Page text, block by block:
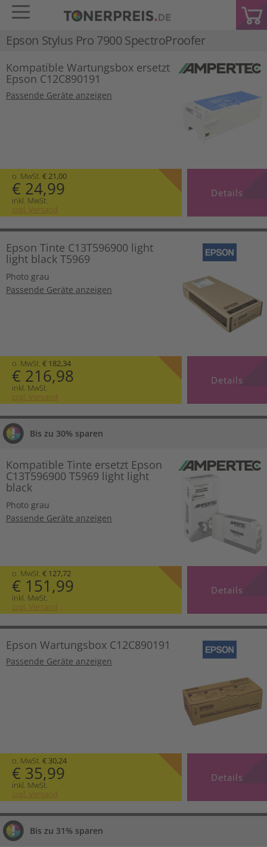
Epson Stylus Pro 7900 SpectroProofer
Kompatible Wartungsbox ersetzt
Epson C12C890191
Passende Geräte anzeigen
o. MwSt. € 21,00
€ 24,99
inkl. MwSt.
zzgl. Versand
Details
Epson Tinte C13T596900 light
light black T5969
Photo grau
Passende Geräte anzeigen
o. MwSt. € 182,34
€ 216,98
inkl. MwSt.
zzgl. Versand
Details
Bis zu 30% sparen
Kompatible Tinte ersetzt Epson
C13T596900 T5969 light light
black
Photo grau
Passende Geräte anzeigen
o. MwSt. € 127,72
€ 151,99
inkl. MwSt.
zzgl. Versand
Details
Epson Wartungsbox C12C890191
Passende Geräte anzeigen
o. MwSt. € 30,24
€ 35,99
inkl. MwSt.
zzgl. Versand
Details
Bis zu 31% sparen